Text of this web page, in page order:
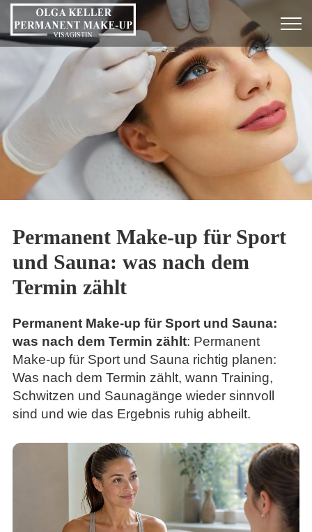
Permanent Make-up für Sport
und Sauna: was nach dem
Termin zählt
Permanent Make-up für Sport und Sauna:
was nach dem Termin zählt: Permanent
Make-up für Sport und Sauna richtig planen:
Was nach dem Termin zählt, wann Training,
Schwitzen und Saunagänge wieder sinnvoll
sind und wie das Ergebnis ruhig abheilt.